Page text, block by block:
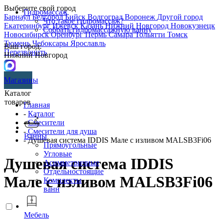
Выберите свой город
БарнаулБелгородБийск ВолгоградВоронеж Другой город
ЕкатеринбургИжевскКазаньНижний Новгород Новокузнецк
НовосибирскОренбургПермьСамараТольятти Томск
ТюменьЧебоксары Ярославль
Перезвонить
Гидромассаж
Что такое гидромассаж?
Собрать гидромассажную ванну
Ваш город:
Нижний Новгород
Магазины
Каталог
товаров
Ванны
Прямоугольные
Угловые
Асимметричные
Отдельностоящие
Комплекты
ванн
Мебель
Главная
- Каталог
-Смесители
- Смесители для душа
- Душевая система IDDIS Мале с изливом MALSB3Fi06
Душевая система IDDIS
Мале с изливом MALSB3Fi06